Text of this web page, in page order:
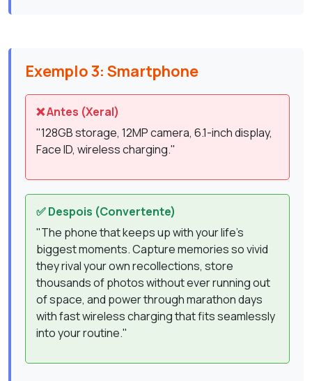
Exemplo 3: Smartphone
❌ Antes (Xeral)
"128GB storage, 12MP camera, 6.1-inch display,
Face ID, wireless charging."
✅ Despois (Convertente)
"The phone that keeps up with your life's
biggest moments. Capture memories so vivid
they rival your own recollections, store
thousands of photos without ever running out
of space, and power through marathon days
with fast wireless charging that fits seamlessly
into your routine."